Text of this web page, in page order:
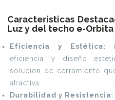
Características
Luz y del techo e-Orbita
Eficiencia y Estética:
eficiencia y diseño
solución de cerramiento
atractiva.
Durabilidad y Resistencia: